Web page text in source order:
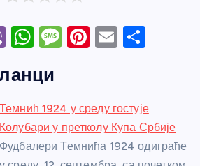
Vi
er
W
at
s
A
p
M
a
g
e
Pi
e
st
E
e
Темнић 1924 у среду гостује
Колубари у претколу Купа Србије
Фудбалери Темнића 1924 одиграће